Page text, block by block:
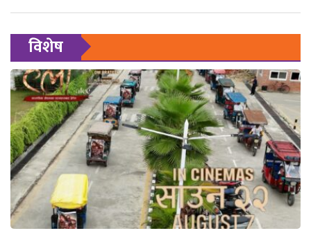
विशेष